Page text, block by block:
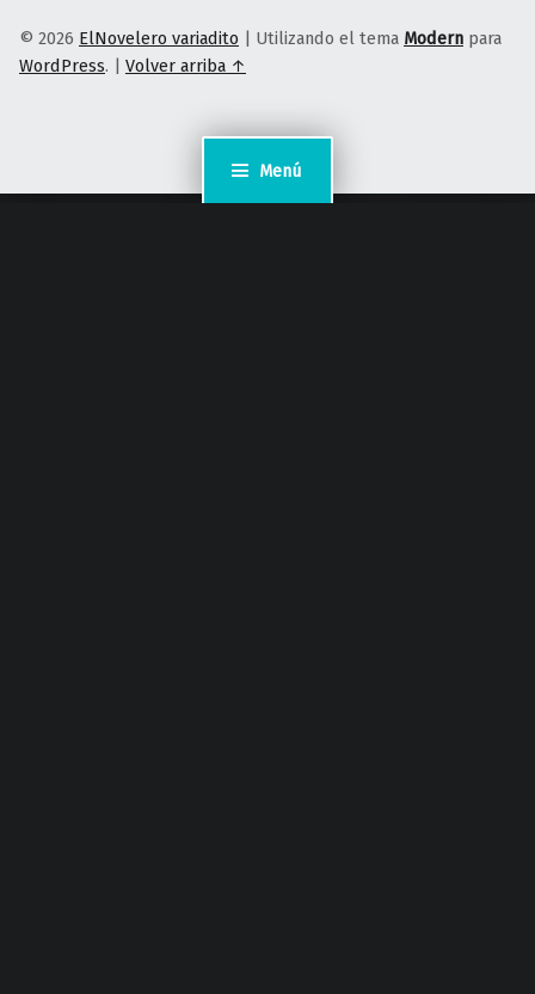
Menú
© 2026 ElNovelero variadito | Utilizando el tema Modern para
WordPress. | Volver arriba ↑